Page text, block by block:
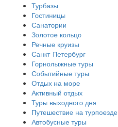
Турбазы
Гостиницы
Санатории
Золотое кольцо
Речные круизы
Санкт-Петербург
Горнолыжные туры
Событийные туры
Отдых на море
Активный отдых
Туры выходного дня
Путешествие на турпоезде
Автобусные туры